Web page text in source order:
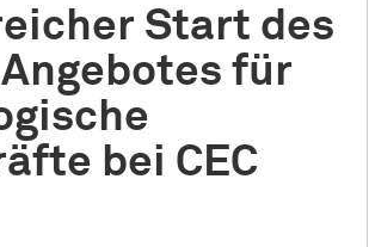
Start des
für
bei CEC